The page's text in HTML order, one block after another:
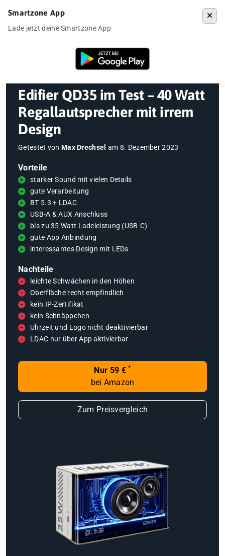
»Bluetooth Speaker
Edifier QD35 im Test – 40 Watt
Regallautsprecher mit irrem
Design
Getestet von Max Drechsel am 8. Dezember 2023
Vorteile
starker Sound mit vielen Details
gute Verarbeitung
BT 5.3 + LDAC
USB-A & AUX Anschluss
bis zu 35 Watt Ladeleistung (USB-C)
gute App Anbindung
interessantes Design mit LEDs
Nachteile
leichte Schwächen in den Höhen
Oberfläche recht empfindlich
kein IP-Zertifikat
kein Schnäppchen
Uhrzeit und Logo nicht deaktivierbar
LDAC nur über App aktivierbar
Nur 59 € *
bei Amazon
Zum Preisvergleich
Smartzone App
Lade jetzt deine Smartzone App